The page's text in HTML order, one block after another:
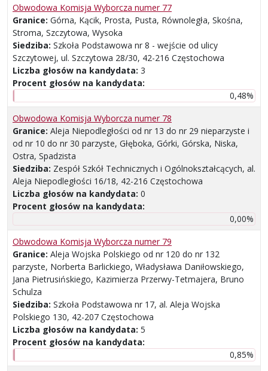
Obwodowa Komisja Wyborcza numer 77
Granice: Górna, Kącik, Prosta, Pusta, Równoległa, Skośna,
Stroma, Szczytowa, Wysoka
Siedziba: Szkoła Podstawowa nr 8 - wejście od ulicy
Szczytowej, ul. Szczytowa 28/30, 42-216 Częstochowa
Liczba głosów na kandydata: 3
Procent głosów na kandydata:
0,48%
Obwodowa Komisja Wyborcza numer 78
Granice: Aleja Niepodległości od nr 13 do nr 29 nieparzyste i
od nr 10 do nr 30 parzyste, Głęboka, Górki, Górska, Niska,
Ostra, Spadzista
Siedziba: Zespół Szkół Technicznych i Ogólnokształcących, al.
Aleja Niepodległości 16/18, 42-216 Częstochowa
Liczba głosów na kandydata: 0
Procent głosów na kandydata:
0,00%
Obwodowa Komisja Wyborcza numer 79
Granice: Aleja Wojska Polskiego od nr 120 do nr 132
parzyste, Norberta Barlickiego, Władysława Daniłowskiego,
Jana Pietrusińskiego, Kazimierza Przerwy-Tetmajera, Bruno
Schulza
Siedziba: Szkoła Podstawowa nr 17, al. Aleja Wojska
Polskiego 130, 42-207 Częstochowa
Liczba głosów na kandydata: 5
Procent głosów na kandydata:
0,85%